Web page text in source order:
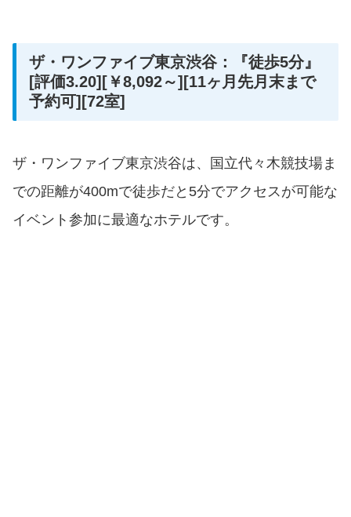
ザ・ワンファイブ東京渋谷：『徒歩5分』
[評価3.20][￥8,092～][11ヶ月先月末まで
予約可][72室]
ザ・ワンファイブ東京渋谷は、国立代々木競技場ま
での距離が400mで徒歩だと5分でアクセスが可能な
イベント参加に最適なホテルです。